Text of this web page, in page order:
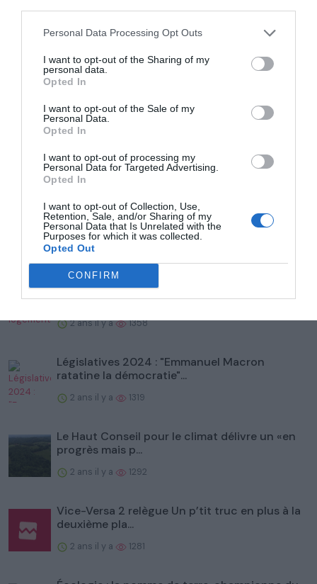
Personal Data Processing Opt Outs
I want to opt-out of the Sharing of my
personal data.
Opted In
I want to opt-out of the Sale of my
Personal Data.
Opted In
I want to opt-out of processing my
Personal Data for Targeted Advertising.
Opted In
I want to opt-out of Collection, Use,
Retention, Sale, and/or Sharing of my
Personal Data that Is Unrelated with the
Purposes for which it was collected.
Opted Out
CONFIRM
1 année il y a 774
David Lodge, grande figure de la littérature
britannique, es...
1 année il y a
Tendance
Populaire
Prix des billets, logements, embouteillages... En
1924 déjà,...
2 ans il y a 1358
Législatives 2024 : "Emmanuel Macron
ratatine la démocratie"...
2 ans il y a 1319
Le Haut Conseil pour le climat délivre un «en
progrès mais p...
2 ans il y a 1292
Vice-Versa 2 relègue Un p’tit truc en plus à la
deuxième pla...
2 ans il y a 1281